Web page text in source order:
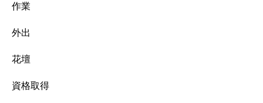
作業
外出
花壇
資格取得